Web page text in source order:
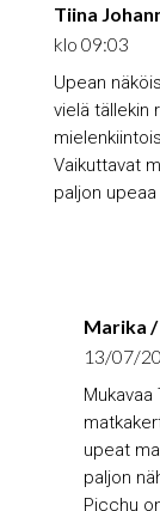
Tiina
klo 09:03
Upean
vielä tällekin
Vaikuttavat
paljon upeaa
Marika
13/07/
upeat
paljon
Picchu